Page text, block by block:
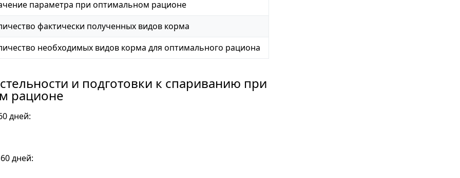
параметра при оптимальном рационе
фактически полученных видов корма
необходимых видов корма для оптимального рациона
и подготовки к спариванию при
рационе
дней:
дней: